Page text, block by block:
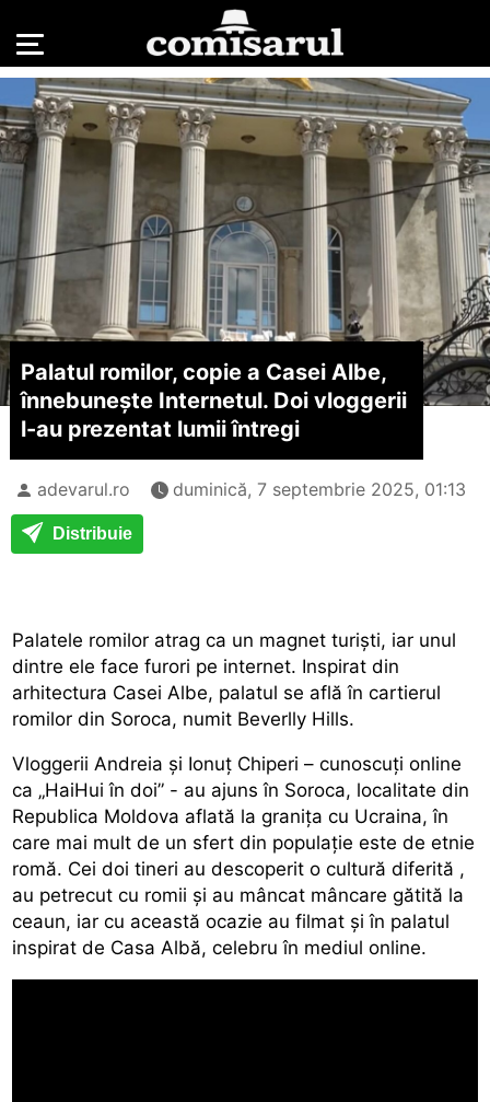
Palatul romilor, copie a Casei Albe,
înnebunește Internetul. Doi vloggerii
l-au prezentat lumii întregi
adevarul.ro duminică, 7 septembrie 2025, 01:13
Distribuie
Palatele romilor atrag ca un magnet turiști, iar unul
dintre ele face furori pe internet. Inspirat din
arhitectura Casei Albe, palatul se află în cartierul
romilor din Soroca, numit Beverlly Hills.
Vloggerii Andreia și Ionuț Chiperi – cunoscuți online
ca „HaiHui în doi” - au ajuns în Soroca, localitate din
Republica Moldova aflată la granița cu Ucraina, în
care mai mult de un sfert din populație este de etnie
romă. Cei doi tineri au descoperit ocultură diferită ,
au petrecut cu romii și au mâncat mâncare gătită la
ceaun, iar cu această ocazie au filmat și în palatul
inspirat de Casa Albă, celebru în mediul online.